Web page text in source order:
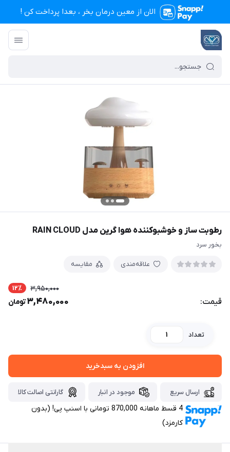
الان از معین درمان بخر ، بعدا پرداخت کن !
تجهیزات پزشکی معین درمان
رطوبت ساز و خوشبوکننده هوا گرین مدل RAIN CLOUD
بخور سرد
علاقه‌مندی مقایسه
قیمت:
3,950,000 12٪
3,480,000تومان
تعداد
افزودن به سبدخرید
ارسال سریع موجود در انبار گارانتی اصالت کالا
4 قسط ماهانه 870,000 تومانی با اسنپ ‌پی! (بدون
کارمزد)